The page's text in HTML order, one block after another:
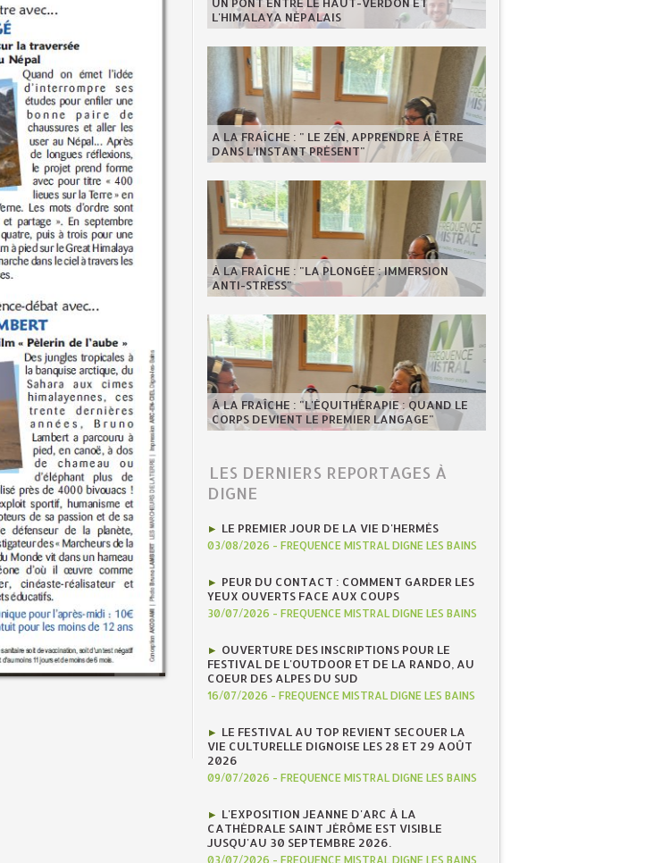
L'HIMALAYA NÉPALAIS
A LA FRAÎCHE : " LE ZEN, APPRENDRE À ÊTRE
DANS L'INSTANT PRÉSENT"
À LA FRAÎCHE : "LA PLONGÉE : IMMERSION
ANTI-STRESS"
À LA FRAÎCHE : "L'ÉQUITHÉRAPIE : QUAND LE
CORPS DEVIENT LE PREMIER LANGAGE"
LES DERNIERS REPORTAGES À
DIGNE
LE PREMIER JOUR DE LA VIE D'HERMÈS
03/08/2026 - FREQUENCE MISTRAL DIGNE LES BAINS
PEUR DU CONTACT : COMMENT GARDER LES
YEUX OUVERTS FACE AUX COUPS
30/07/2026 - FREQUENCE MISTRAL DIGNE LES BAINS
OUVERTURE DES INSCRIPTIONS POUR LE
FESTIVAL DE L'OUTDOOR ET DE LA RANDO, AU
COEUR DES ALPES DU SUD
16/07/2026 - FREQUENCE MISTRAL DIGNE LES BAINS
LE FESTIVAL AU TOP REVIENT SECOUER LA
VIE CULTURELLE DIGNOISE LES 28 ET 29 AOÛT
2026
09/07/2026 - FREQUENCE MISTRAL DIGNE LES BAINS
L'EXPOSITION JEANNE D'ARC À LA
CATHÉDRALE SAINT JÉRÔME EST VISIBLE
JUSQU'AU 30 SEPTEMBRE 2026.
03/07/2026 - FREQUENCE MISTRAL DIGNE LES BAINS